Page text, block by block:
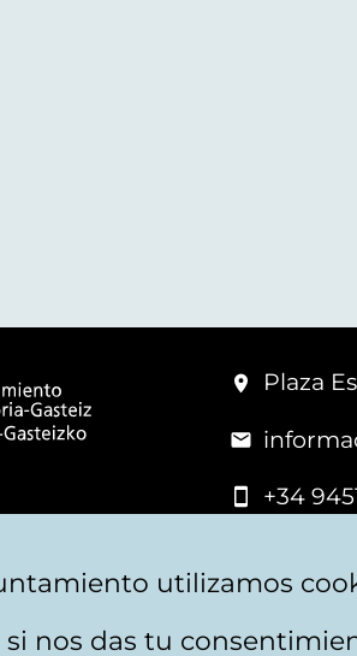
Plaza
+34
utilizamos
si nos das tu